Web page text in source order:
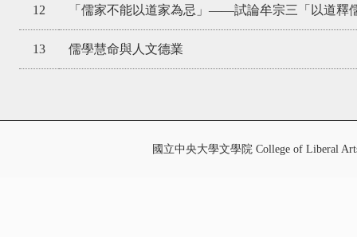
12 「儒家不能以道家為忌」——試論牟宗三「以道釋
13 儒學慧命與人文德業
國立中央大學文學院 College of Liberal